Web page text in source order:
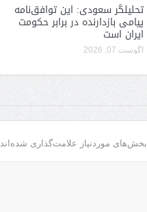
تحلیلگر سعودی: این توافق‌نامه
پیامی بازدارنده در برابر حکومت
ایران است
آگوست 07, 2026
بخش‌های موردنیاز علامت‌گذاری شده‌اند